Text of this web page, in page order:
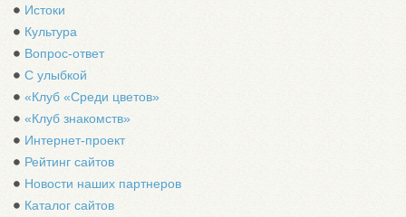
Истоки
Культура
Вопрос-ответ
С улыбкой
«Клуб «Среди цветов»
«Клуб знакомств»
Интернет-проект
Рейтинг сайтов
Новости наших партнеров
Каталог сайтов